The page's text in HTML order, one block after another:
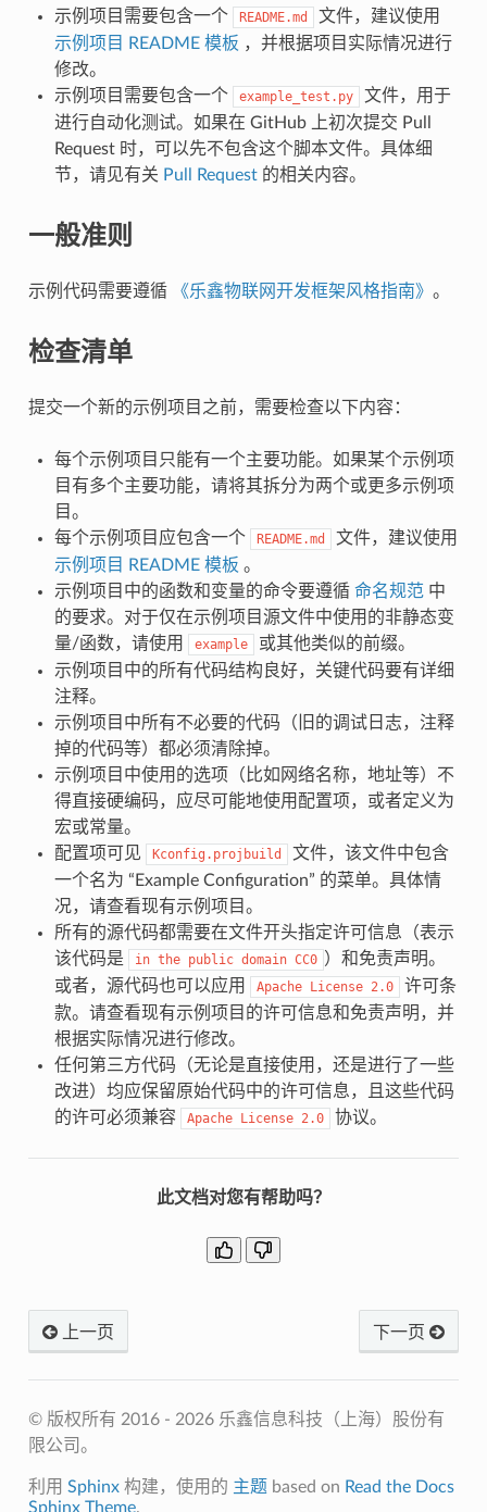
示例项目需要包含一个
README.md
文件，建议使用
示例项目 README 模板 ，并根据项目实际情况进行
修改。
示例项目需要包含一个
example_test.py
文件，用于
进行自动化测试。如果在 GitHub 上初次提交 Pull
Request 时，可以先不包含这个脚本文件。具体细
节，请见有关 Pull Request的相关内容。
一般准则
示例代码需要遵循 《乐鑫物联网开发框架风格指南》 。
检查清单
提交一个新的示例项目之前，需要检查以下内容：
每个示例项目只能有一个主要功能。如果某个示例项
目有多个主要功能，请将其拆分为两个或更多示例项
目。
每个示例项目应包含一个
README.md
文件，建议使用
示例项目 README 模板 。
示例项目中的函数和变量的命令要遵循 命名规范中
的要求。对于仅在示例项目源文件中使用的非静态变
量/函数，请使用
example
或其他类似的前缀。
示例项目中的所有代码结构良好，关键代码要有详细
注释。
示例项目中所有不必要的代码（旧的调试日志，注释
掉的代码等）都必须清除掉。
示例项目中使用的选项（比如网络名称，地址等）不
得直接硬编码，应尽可能地使用配置项，或者定义为
宏或常量。
配置项可见
Kconfig.projbuild
文件，该文件中包含
一个名为 “Example Configuration” 的菜单。具体情
况，请查看现有示例项目。
所有的源代码都需要在文件开头指定许可信息（表示
该代码是
in the public domain CC0 ）和免责声明。
或者，源代码也可以应用
Apache License 2.0
许可条
款。请查看现有示例项目的许可信息和免责声明，并
根据实际情况进行修改。
任何第三方代码（无论是直接使用，还是进行了一些
改进）均应保留原始代码中的许可信息，且这些代码
的许可必须兼容
Apache License 2.0 协议。
此文档对您有帮助吗？
上一页 下一页
© 版权所有 2016 - 2026 乐鑫信息科技（上海）股份有
限公司。
利用 Sphinx构建，使用的 主题 based on Read the Docs
Sphinx Theme.